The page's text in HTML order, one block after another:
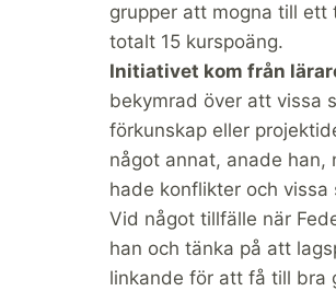
grupper att mogna till ett
totalt 15 kurspoäng.
Initiativet kom från
bekymrad över att vissa
förkunskap eller
något annat, anade han,
hade konflikter och
Vid något tillfälle när
han och tänka på att
linkande för att få till bra